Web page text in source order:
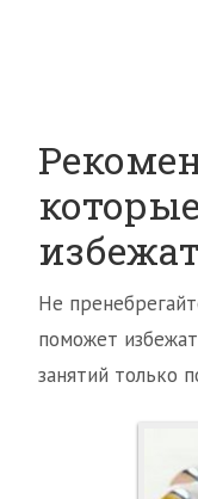
Не
поможет
занятий только